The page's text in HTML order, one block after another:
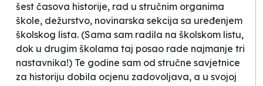
šest časova historije, rad u stručnim organima
škole, dežurstvo, novinarska sekcija sa uređenjem
školskog lista. (Sama sam radila na školskom listu,
dok u drugim školama taj posao rade najmanje tri
nastavnika!) Te godine sam od stručne savjetnice
za historiju dobila ocjenu zadovoljava, a u svojoj